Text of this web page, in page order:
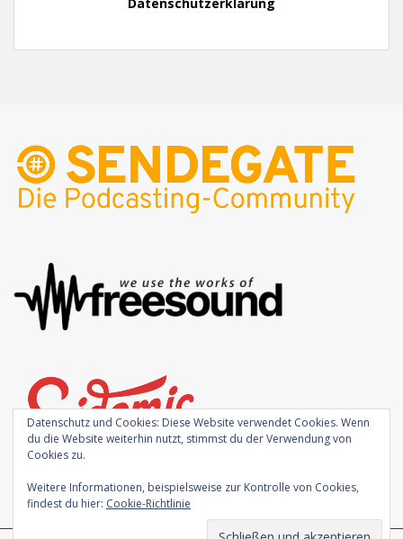
Datenschutz und Cookies: Diese Website verwendet Cookies. Wenn
du die Website weiterhin nutzt, stimmst du der Verwendung von
Cookies zu.
Weitere Informationen, beispielsweise zur Kontrolle von Cookies,
findest du hier: Cookie-Richtlinie